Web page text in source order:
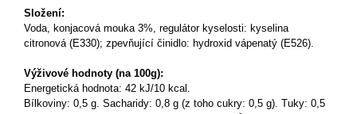
Složení:
Voda, konjacová mouka 3%, regulátor kyselosti: kyselina
citronová (E330); zpevňující činidlo: hydroxid vápenatý (E526).
Výživové hodnoty (na 100g):
Energetická hodnota: 42 kJ/10 kcal.
Bílkoviny: 0,5 g. Sacharidy: 0,8 g (z toho cukry: 0,5 g). Tuky: 0,5